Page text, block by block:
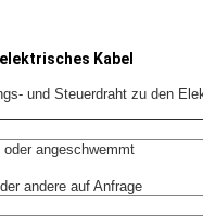
Kabel
und Steuerdraht zu den
angeschwemmt
andere auf Anfrage